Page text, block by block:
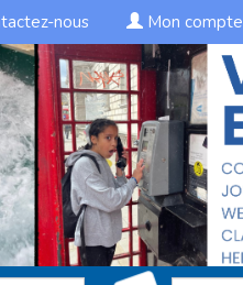
nous Mon compte